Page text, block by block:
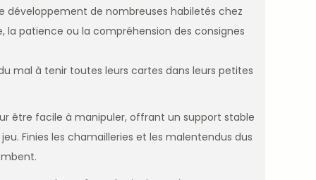
développement de nombreuses habiletés chez
la patience ou la compréhension des consignes
mal à tenir toutes leurs cartes dans leurs petites
être facile à manipuler, offrant un support stable
Finies les chamailleries et les malentendus dus